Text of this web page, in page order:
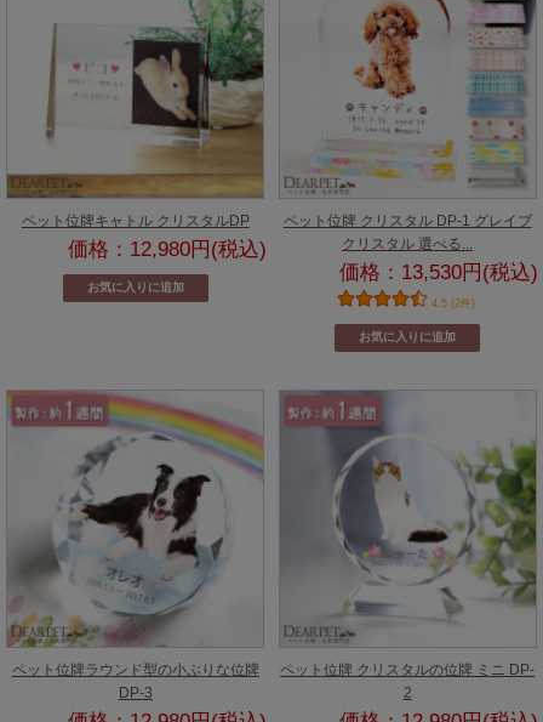
ペット位牌キャトル クリスタルDP
価格：12,980円(税込)
ペット位牌 クリスタル DP-1 グレイブ
クリスタル 選べる...
価格：13,530円(税込)
4.5 (2件)
ペット位牌ラウンド型の小ぶりな位牌
DP-3
ペット位牌 クリスタルの位牌 ミニ DP-
2